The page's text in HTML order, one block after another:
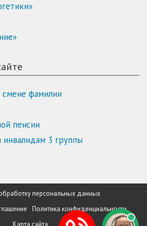
фамилии
пенсии
3 группы
персональных данных
Политика конфиденциальности
Карта сайта